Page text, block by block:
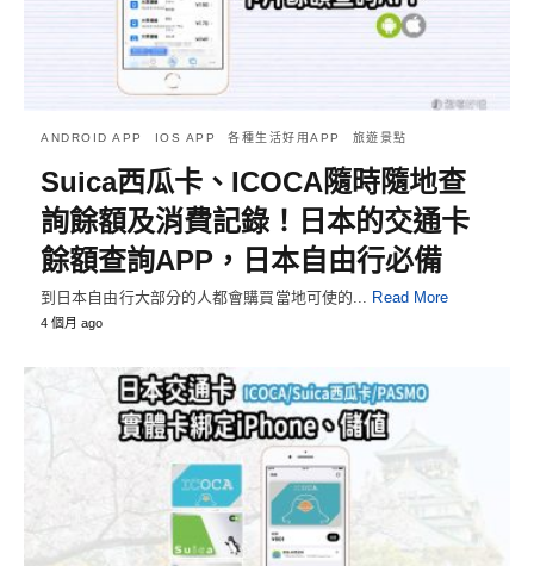
ANDROID APP IOS APP 各種生活好用APP 旅遊景點
Suica西瓜卡、ICOCA隨時隨地查
詢餘額及消費記錄！日本的交通卡
餘額查詢APP，日本自由行必備
到日本自由行大部分的人都會購買當地可使的... Read More
4 個月 ago